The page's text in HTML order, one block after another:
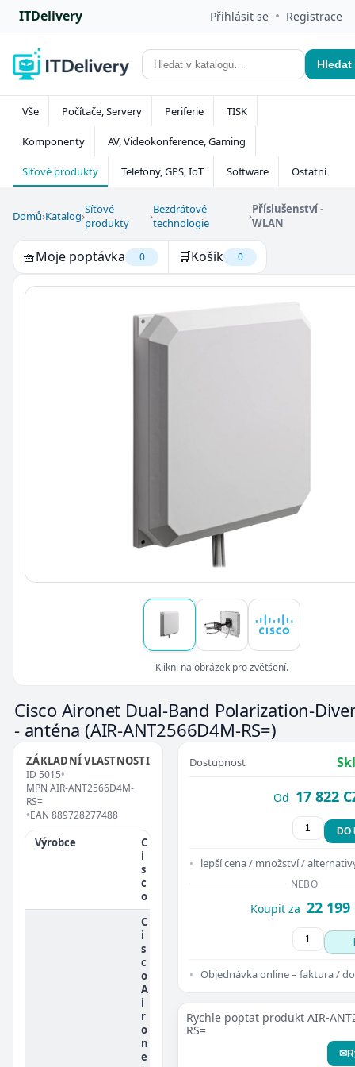
ITDelivery Přihlásit se • Registrace
Hledat
Vše Počítače, Servery Periferie TISK
Komponenty AV, Videokonference, Gaming
Síťové produkty Telefony, GPS, IoT Software Ostatní
Domů›Katalog›Síťové
produkty
›Bezdrátové
technologie
›Příslušenství -
WLAN
🧺Moje poptávka 0 🛒Košík 0
Klikni na obrázek pro zvětšení.
Cisco Aironet Dual-Band Polarization-
- anténa(AIR-ANT2566D4M-RS=)
ZÁKLADNÍ VLASTNOSTI
ID 5015•
MPN AIR-ANT2566D4M-
RS=
•EAN 889728277488
Výrobce
C
i
s
c
o
C
i
s
c
o
A
i
r
o
n
e
Dostupnost
Od 17 822
DO
lepší cena / množství /
NEBO
Koupit za 22 199
Objednávka online – faktura /
Rychle poptat produkt AIR-
RS=
✉